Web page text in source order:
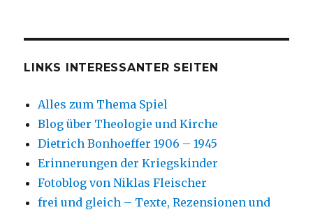
LINKS INTERESSANTER SEITEN
Alles zum Thema Spiel
Blog über Theologie und Kirche
Dietrich Bonhoeffer 1906 – 1945
Erinnerungen der Kriegskinder
Fotoblog von Niklas Fleischer
frei und gleich – Texte, Rezensionen und